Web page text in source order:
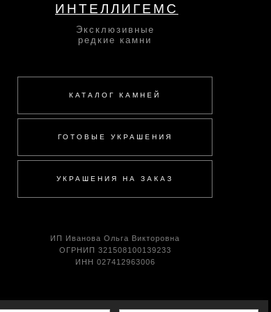
КАТАЛОГ КАМНЕЙ
УКРАШЕНИЯ НА ЗАКАЗ
ГОТОВЫЕ УКРАШЕНИЯ
Эксклюзивные
редкие камни
ИНТЕЛЛИГЕМС
ИП Иванова Ольга Викторовна
ОГРНИП 321508100139233
ИНН 027412963006